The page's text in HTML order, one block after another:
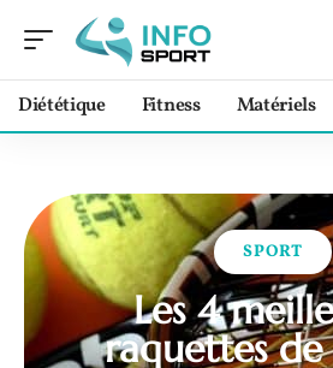
Diététique Fitness Matériels
SPORT
Les 4
raquettes de